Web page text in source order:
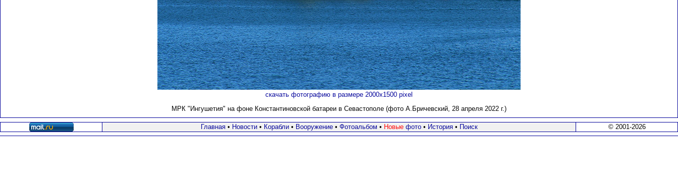
скачать фотографию в размере 2000х1500 pixel
МРК "Ингушетия" на фоне Константиновской батареи в Севастополе (фото А.Бричевский, 28 апреля 2022 г.)
Главная• Новости• Корабли• Вооружение • Фотоальбом • Новыефото • История• Поиск © 2001-2026